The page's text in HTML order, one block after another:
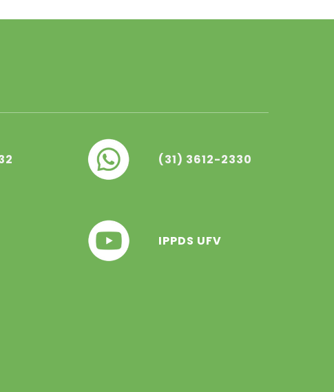
2 (31) 3612-2330
IPPDS UFV